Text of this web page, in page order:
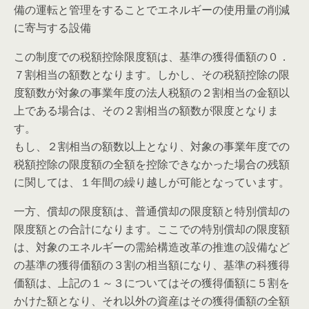
備の運転と管理をすることでエネルギーの使用量の削減
に寄与する設備
この制度での税額控除限度額は、基準の獲得価額の０．
７割相当の額数となります。しかし、その税額控除の限
度額数が対象の事業年度の法人税額の２割相当の金額以
上である場合は、その２割相当の額数が限度となりま
す。
もし、２割相当の額数以上となり、対象の事業年度での
税額控除の限度額の全額を控除できなかった場合の残額
に関しては、１年間の繰り越しが可能となっています。
一方、償却の限度額は、普通償却の限度額と特別償却の
限度額との合計になります。ここでの特別償却の限度額
は、対象のエネルギーの需給構造改革の推進の設備など
の基準の獲得価額の３割の相当額になり、基準の科獲得
価額は、上記の１～３についてはその獲得価額に５割を
かけた額となり、それ以外の資産はその獲得価額の全額